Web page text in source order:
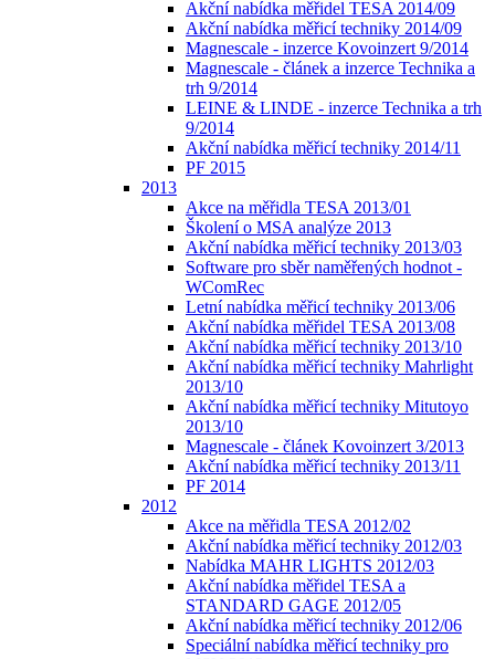
Akční nabídka měřidel TESA 2014/09
Akční nabídka měřicí techniky 2014/09
Magnescale - inzerce Kovoinzert 9/2014
Magnescale - článek a inzerce Technika a
trh 9/2014
LEINE & LINDE - inzerce Technika a trh
9/2014
Akční nabídka měřicí techniky 2014/11
PF 2015
2013
Akce na měřidla TESA 2013/01
Školení o MSA analýze 2013
Akční nabídka měřicí techniky 2013/03
Software pro sběr naměřených hodnot -
WComRec
Letní nabídka měřicí techniky 2013/06
Akční nabídka měřidel TESA 2013/08
Akční nabídka měřicí techniky 2013/10
Akční nabídka měřicí techniky Mahrlight
2013/10
Akční nabídka měřicí techniky Mitutoyo
2013/10
Magnescale - článek Kovoinzert 3/2013
Akční nabídka měřicí techniky 2013/11
PF 2014
2012
Akce na měřidla TESA 2012/02
Akční nabídka měřicí techniky 2012/03
Nabídka MAHR LIGHTS 2012/03
Akční nabídka měřidel TESA a
STANDARD GAGE 2012/05
Akční nabídka měřicí techniky 2012/06
Speciální nabídka měřicí techniky pro